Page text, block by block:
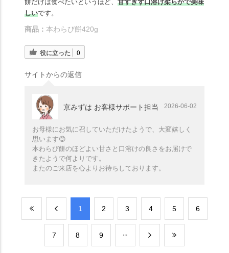
餅だけは食べたいというほど、 甘すぎず口溶け柔らかで美味
しいです。
商品： 本わらび餅420g
役に立った 0
サイトからの返信
京みずは お客様サポート担当 2026-06-02
お母様にお気に召していただけたようで、大変嬉しく
思います😊
本わらび餅のほどよい甘さと口溶けの良さをお届けで
きたようで何よりです。
またのご来店を心よりお待ちしております。
​1 ​2 ​3 ​4 ​5 ​6
​7 ​8 ​9